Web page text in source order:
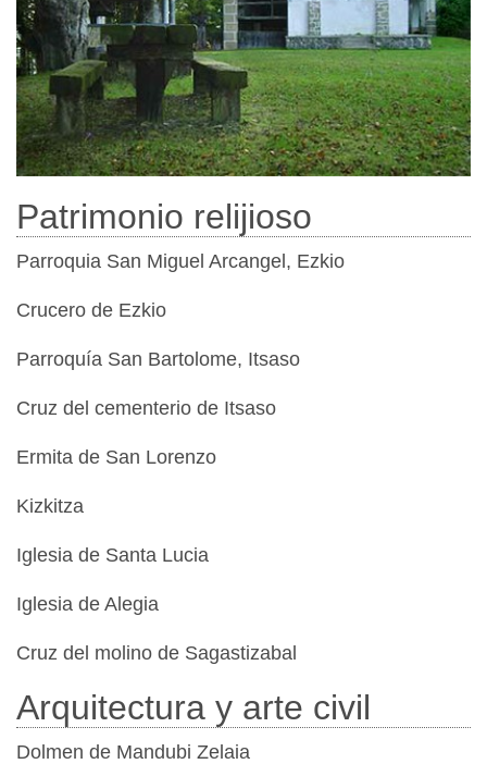
Patrimonio relijioso
Parroquia San Miguel Arcangel, Ezkio
Crucero de Ezkio
Parroquía San Bartolome, Itsaso
Cruz del cementerio de Itsaso
Ermita de San Lorenzo
Kizkitza
Iglesia de Santa Lucia
Iglesia de Alegia
Cruz del molino de Sagastizabal
Arquitectura y arte civil
Dolmen de Mandubi Zelaia